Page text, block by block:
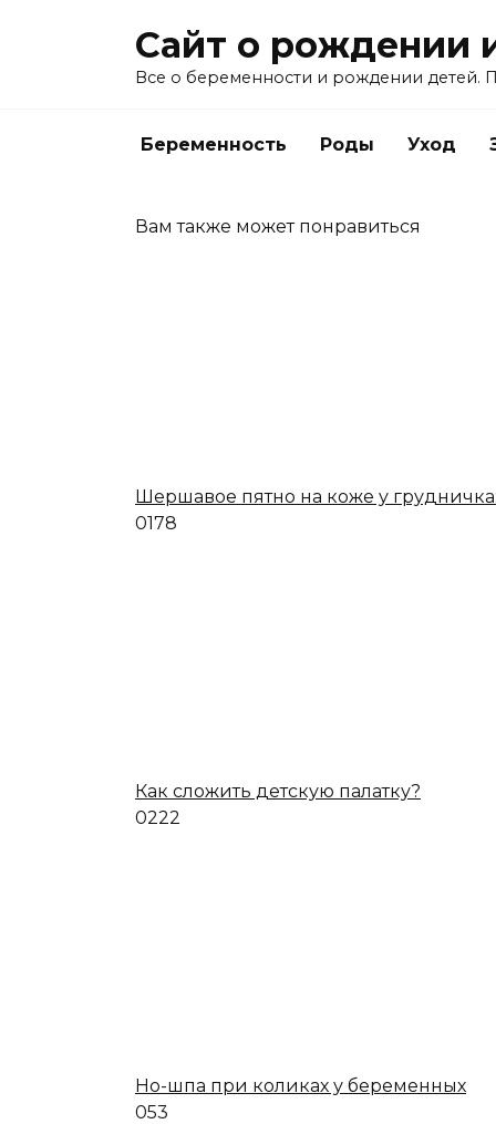
Сайт о рождении
Все о беременности и рождении детей.
Беременность Роды Уход
Вам также может понравиться
Шершавое пятно на коже у
0178
Как сложить детскую палатку?
0222
Но-шпа при коликах у беременных
053